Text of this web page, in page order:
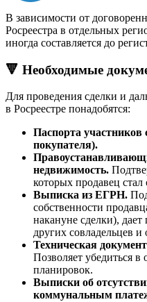
В зависимости от
Росреестра в отдельных
иногда составляется до
🔻 Необходимые
Для проведения сделки и
в Росреестре понадобятся:
Паспорта участников
покупателя).
недвижимость.
которых продавец
Выписка из ЕГРН.
собственности
накануне сделки), дает
других совладельцев
Техническая
Позволяет убедиться в
планировок.
Выписки об
коммунальным